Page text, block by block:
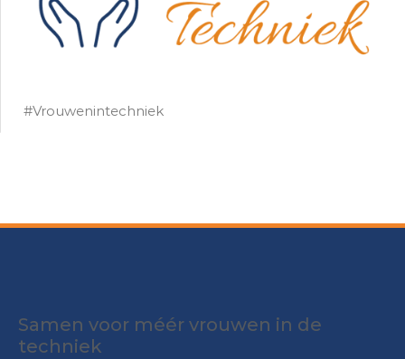
#Vrouwenintechniek
Samen voor méér vrouwen in de
techniek